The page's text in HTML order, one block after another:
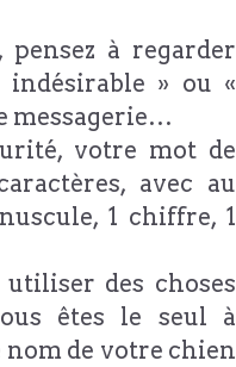
à regarder
» ou «
messagerie…
votre mot de
avec au
1 chiffre, 1
des choses
êtes le seul à
de votre chien